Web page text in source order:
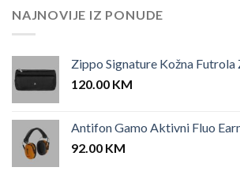
25.00 KM.
NAJNOVIJE IZ PONUDE
Zippo Signature Kožna Futrola
120.00 KM
Antifon Gamo Aktivni Fluo
92.00 KM